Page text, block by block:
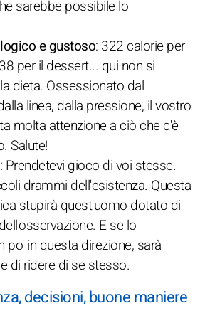
sarebbe possibile lo
e gustoso: 322 calorie per
per il dessert... qui non si
dieta. Ossessionato dal
linea, dalla pressione, il vostro
molta attenzione a ciò che c'è
Salute!
: Prendetevi gioco di voi stesse.
drammi dell'esistenza. Questa
stupirà quest'uomo dotato di
E se lo
po' in questa direzione, sarà
di ridere di se stesso.
decisioni, buone maniere